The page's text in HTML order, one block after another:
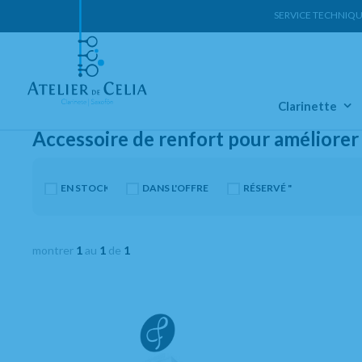
SERVICE
Clarinette
Accesoires Clarinette Sib Classical
Accessoire de renfort pour
EN STOCK DANS L'OFFRE RÉSERVÉ "
montrer 1 au 1 de 1